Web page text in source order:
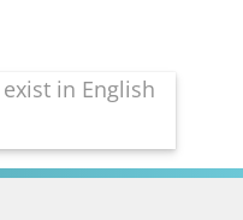
in English